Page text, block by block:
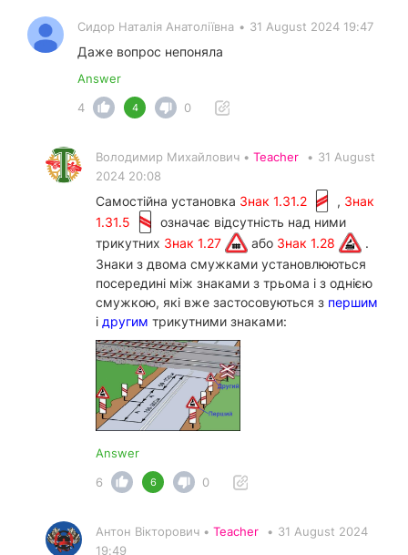
Сидор Наталія Анатоліївна • 31 August 2024 19:47
Даже вопрос непоняла
Answer
4
4 0
Володимир Михайлович • Teacher • 31 August
2024 20:08
Самостійна установка Знак 1.31.2 , Знак
1.31.5
означає відсутність над ними
трикутних Знак 1.27 або Знак 1.28
.
Знаки з двома смужками установлюються
посередині між знаками з трьома і з однією
смужкою, які вже застосовуються з першим
і другим трикутними знаками:
Answer
6
6 0
Антон Вікторович • Teacher • 31 August 2024
19:49